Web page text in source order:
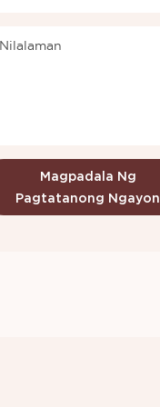
Nilalaman
Magpadala Ng
Pagtatanong Ngayon